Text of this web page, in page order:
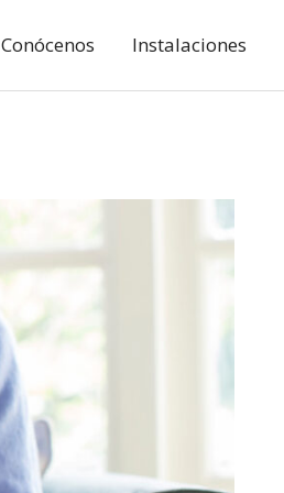
Conócenos Instalaciones